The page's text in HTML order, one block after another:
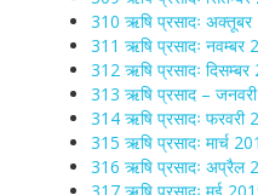
310 ऋषि प्रसादः
311 ऋषि प्रसादः नवम्बर
312 ऋषि प्रसादः
313 ऋषि प्रसाद –
314 ऋषि प्रसादः फरवरी
315 ऋषि प्रसादः मार्च
316 ऋषि प्रसादः अप्रैल